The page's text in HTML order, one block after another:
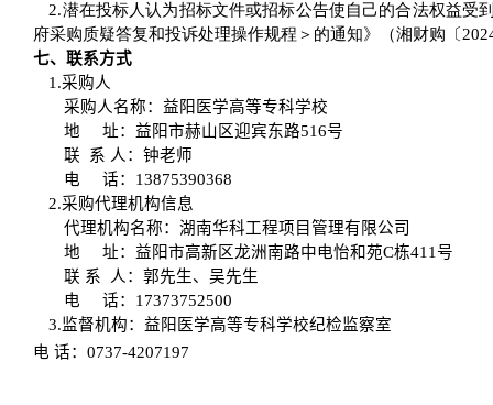
2.潜在投标人认为招标文件或招标公告使自己的合法权益受
府采购质疑答复和投诉处理操作规程＞的通知》（湘财购〔
七、联系方式
1.采购人
采购人名称：益阳医学高等专科学校
地 址：益阳市赫山区迎宾东路516号
联 系 人：钟老师
电 话： 13875390368
2.采购代理机构信息
代理机构名称：湖南华科工程项目管理有限公司
地 址：益阳市高新区龙洲南路中电怡和苑C栋411号
联 系 人：郭先生、吴先生
电 话：17373752500
3.监督机构：益阳医学高等专科学校纪检监察室
电 话：0737-4207197